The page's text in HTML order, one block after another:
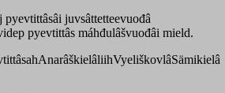
juvsâttetteevuođâ
pyevtittâs máhđulâšvuođâi mield.
AnarâškielâliihVyeliškovlâSämikielâ